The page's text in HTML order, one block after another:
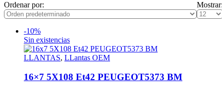
Ordenar por:
-10%
Sin existencias
LLANTAS, LLantas OEM
16×7 5X108 Et42 PEUGEOT5373 BM